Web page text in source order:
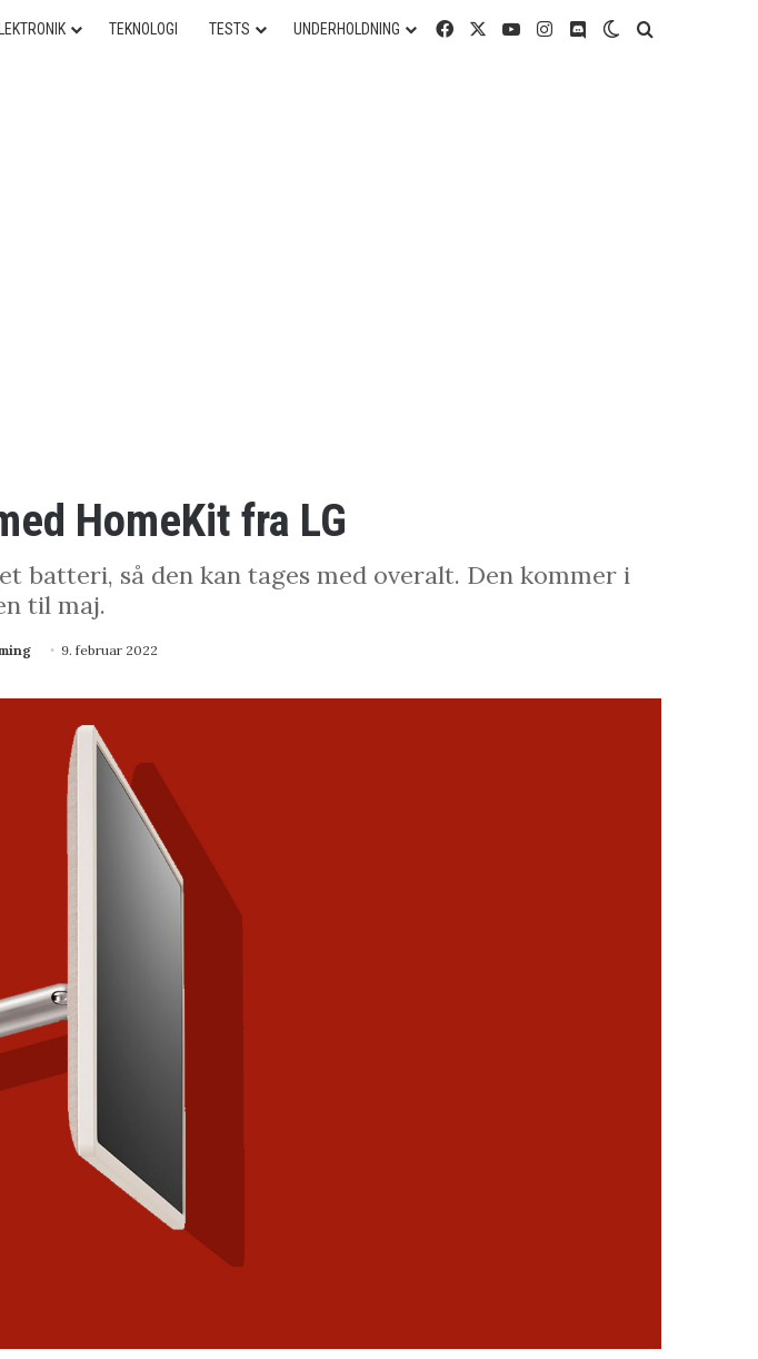
TEKNOLOGI TESTS UNDERHOLDNING FacebookYouTubeInstagram
DiscordSwitch skin
HomeKit fra LG
batteri, så den kan tages med overalt. Den kommer i
til maj.
9. februar 2022